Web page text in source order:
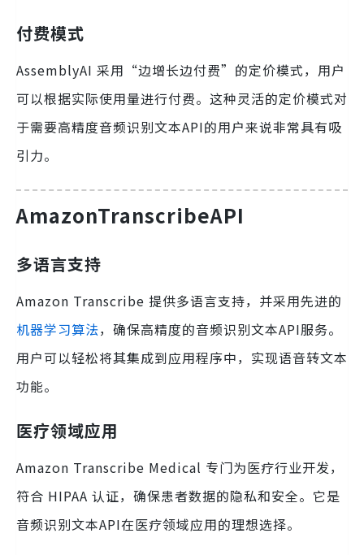
付费模式
AssemblyAI 采用“边增长边付费”的定价模式，用户
可以根据实际使用量进行付费。这种灵活的定价模式对
于需要高精度音频识别文本API的用户来说非常具有吸
引力。
AmazonTranscribeAPI
多语言支持
Amazon Transcribe 提供多语言支持，并采用先进的
机器学习算法，确保高精度的音频识别文本API服务。
用户可以轻松将其集成到应用程序中，实现语音转文本
功能。
医疗领域应用
Amazon Transcribe Medical 专门为医疗行业开发，
符合 HIPAA 认证，确保患者数据的隐私和安全。它是
音频识别文本API在医疗领域应用的理想选择。